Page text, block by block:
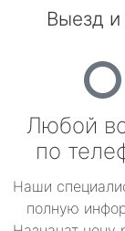
Выезд и
Любой
по
Наши
полную